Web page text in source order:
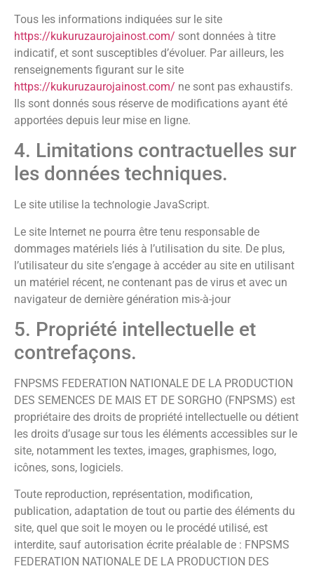
Tous les informations indiquées sur le site
https://kukuruzaurojainost.com/ sont données à titre
indicatif, et sont susceptibles d’évoluer. Par ailleurs, les
renseignements figurant sur le site
https://kukuruzaurojainost.com/ ne sont pas exhaustifs.
Ils sont donnés sous réserve de modifications ayant été
apportées depuis leur mise en ligne.
4. Limitations contractuelles sur
les données techniques.
Le site utilise la technologie JavaScript.
Le site Internet ne pourra être tenu responsable de
dommages matériels liés à l’utilisation du site. De plus,
l’utilisateur du site s’engage à accéder au site en utilisant
un matériel récent, ne contenant pas de virus et avec un
navigateur de dernière génération mis-à-jour
5. Propriété intellectuelle et
contrefaçons.
FNPSMS FEDERATION NATIONALE DE LA PRODUCTION
DES SEMENCES DE MAIS ET DE SORGHO (FNPSMS) est
propriétaire des droits de propriété intellectuelle ou détient
les droits d’usage sur tous les éléments accessibles sur le
site, notamment les textes, images, graphismes, logo,
icônes, sons, logiciels.
Toute reproduction, représentation, modification,
publication, adaptation de tout ou partie des éléments du
site, quel que soit le moyen ou le procédé utilisé, est
interdite, sauf autorisation écrite préalable de : FNPSMS
FEDERATION NATIONALE DE LA PRODUCTION DES